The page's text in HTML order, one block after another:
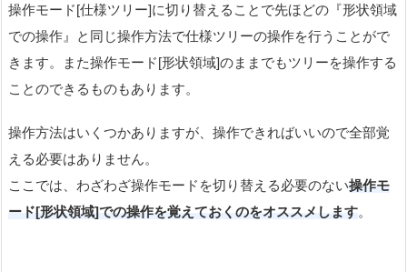
操作モード[仕様ツリー]に切り替えることで先ほどの『形状領域
での操作』と同じ操作方法で仕様ツリーの操作を行うことがで
きます。また操作モード[形状領域]のままでもツリーを操作する
ことのできるものもあります。
操作方法はいくつかありますが、操作できればいいので全部覚
える必要はありません。
ここでは、わざわざ操作モードを切り替える必要のない操作モ
ード[形状領域]での操作を覚えておくのをオススメします。